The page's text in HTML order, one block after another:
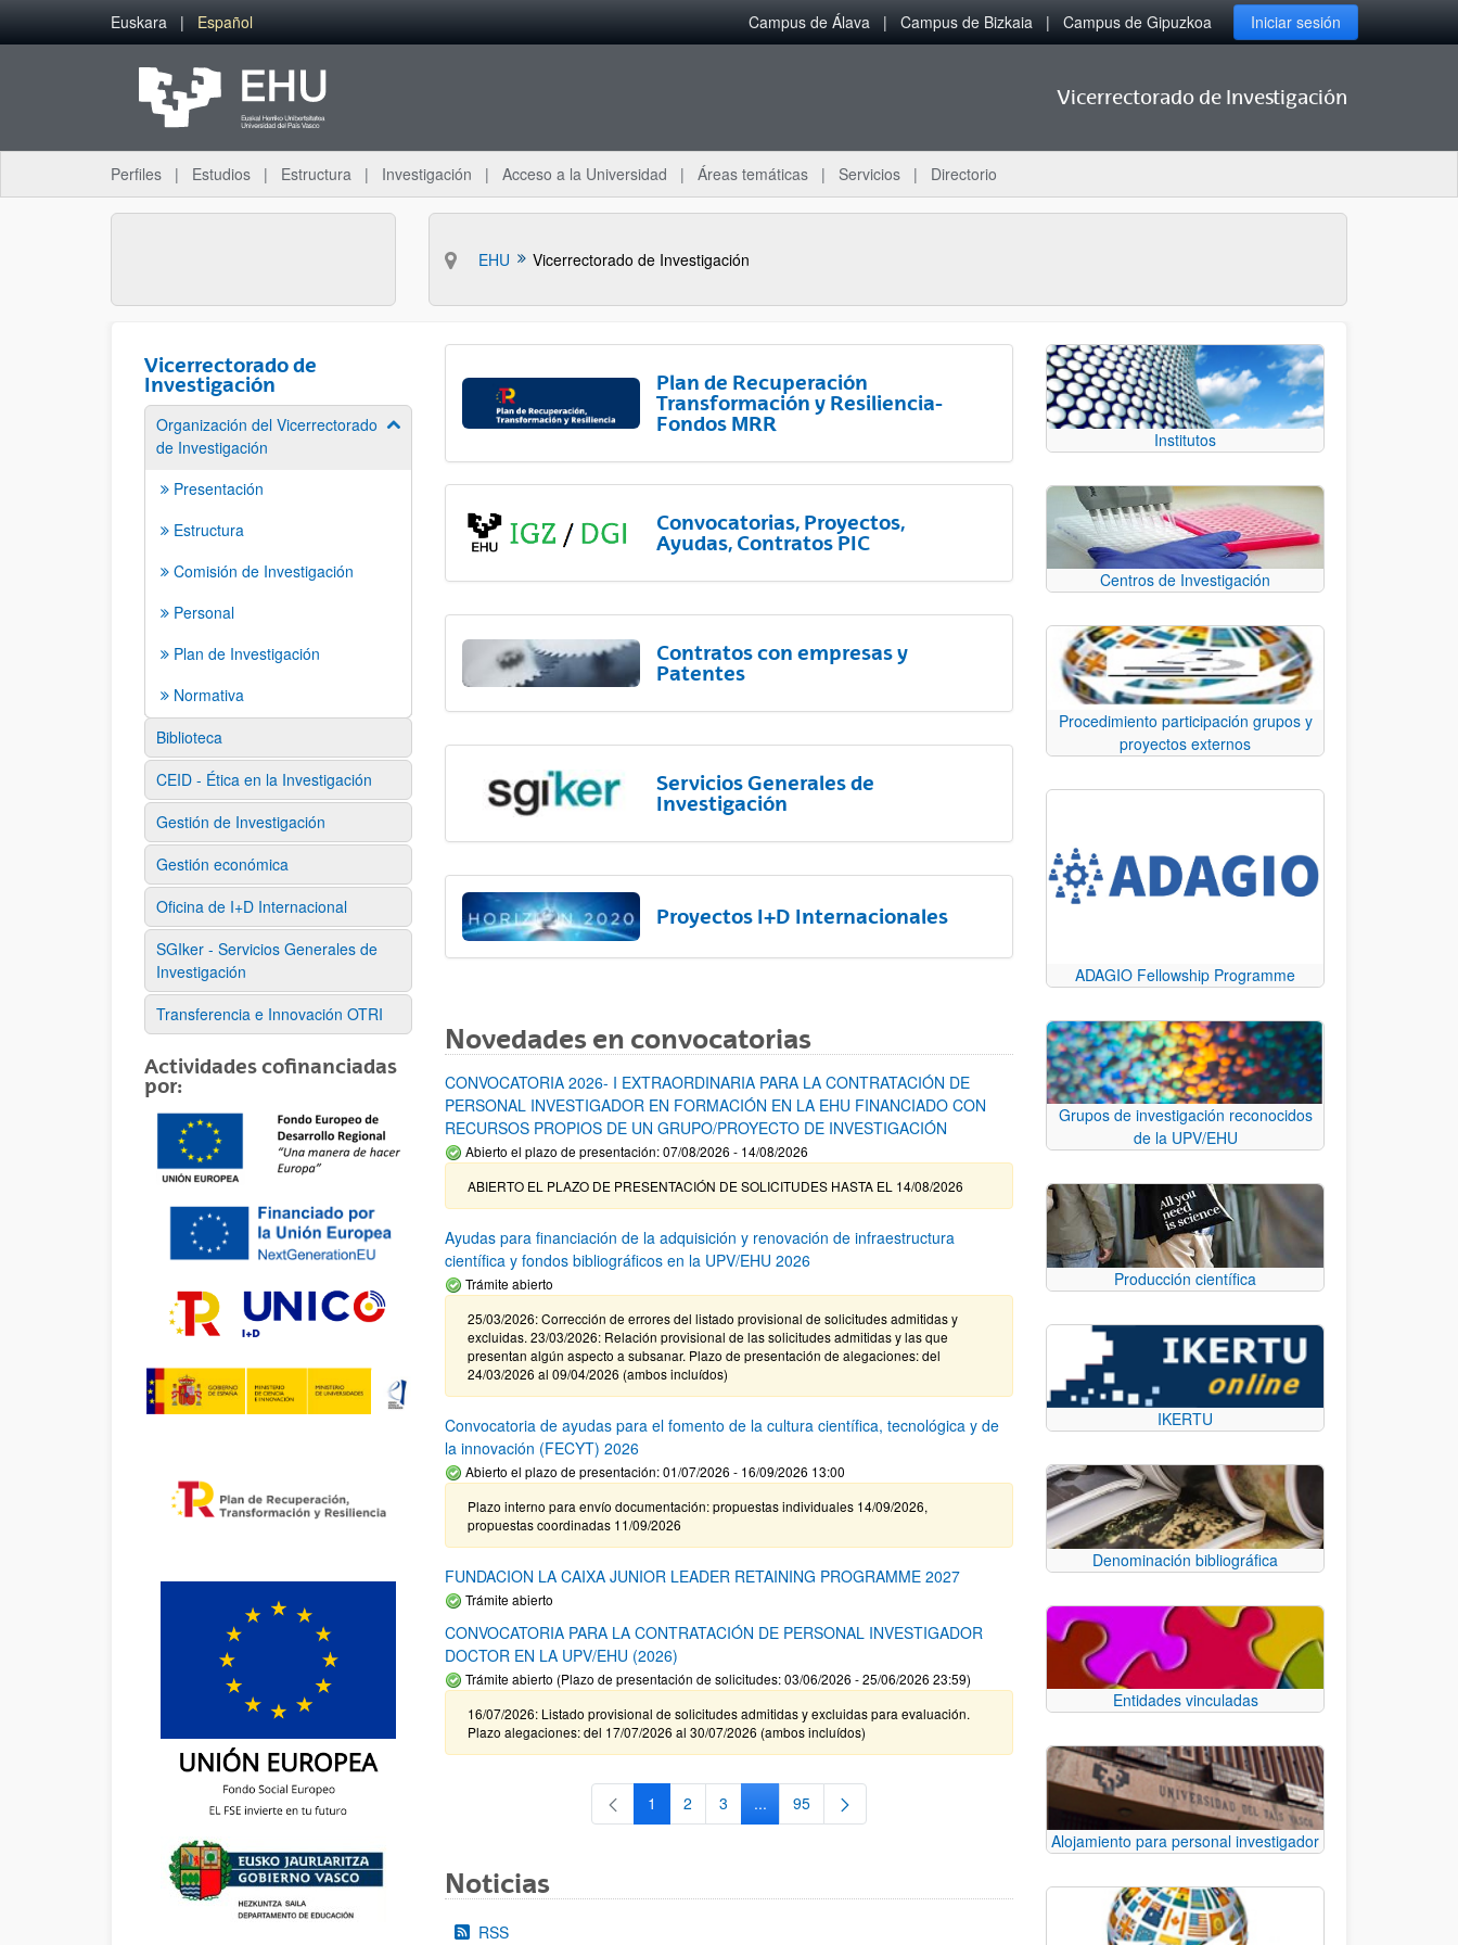
Saltar al contenido principal
Euskara Español Campus de Álava Campus de Bizkaia Campus de Gipuzkoa Iniciar sesión
Vicerrectorado de Investigación
Perfiles Estudios Estructura Investigación Acceso a la Universidad Áreas temáticas Servicios Directorio
EHU Vicerrectorado de Investigación
Vicerrectorado de
Investigación
Organización del Vicerrectorado
de Investigación
Mostrar/ocultar subpáginas
Presentación
Estructura
Comisión de Investigación
Personal
Plan de Investigación
Normativa
Biblioteca
CEID - Ética en la Investigación
Gestión de Investigación
Gestión económica
Oficina de I+D Internacional
SGIker - Servicios Generales de
Investigación
Transferencia e Innovación OTRI
Actividades cofinanciadas
por:
Plan de Recuperación
Transformación y Resiliencia-
Fondos MRR
Convocatorias, Proyectos,
Ayudas, Contratos PIC
Contratos con empresas y
Patentes
Servicios Generales de
Investigación
Proyectos I+D Internacionales
Novedades en convocatorias
CONVOCATORIA 2026- I EXTRAORDINARIA PARA LA CONTRATACIÓN DE
PERSONAL INVESTIGADOR EN FORMACIÓN EN LA EHU FINANCIADO CON
RECURSOS PROPIOS DE UN GRUPO/PROYECTO DE INVESTIGACIÓN
Abierto el plazo de presentación: 07/08/2026 - 14/08/2026
ABIERTO EL PLAZO DE PRESENTACIÓN DE SOLICITUDES HASTA EL 14/08/2026
Ayudas para financiación de la adquisición y renovación de infraestructura
científica y fondos bibliográficos en la UPV/EHU 2026
Trámite abierto
25/03/2026: Corrección de errores del listado provisional de solicitudes admitidas y
excluidas. 23/03/2026: Relación provisional de las solicitudes admitidas y las que
presentan algún aspecto a subsanar. Plazo de presentación de alegaciones: del
24/03/2026 al 09/04/2026 (ambos incluídos)
Convocatoria de ayudas para el fomento de la cultura científica, tecnológica y de
la innovación (FECYT) 2026
Abierto el plazo de presentación: 01/07/2026 - 16/09/2026 13:00
Plazo interno para envío documentación: propuestas individuales 14/09/2026,
propuestas coordinadas 11/09/2026
FUNDACION LA CAIXA JUNIOR LEADER RETAINING PROGRAMME 2027
Trámite abierto
CONVOCATORIA PARA LA CONTRATACIÓN DE PERSONAL INVESTIGADOR
DOCTOR EN LA UPV/EHU (2026)
Trámite abierto (Plazo de presentación de solicitudes: 03/06/2026 - 25/06/2026 23:59)
16/07/2026: Listado provisional de solicitudes admitidas y excluidas para evaluación.
Plazo alegaciones: del 17/07/2026 al 30/07/2026 (ambos incluídos)
Página
1 Página
2 Página
3 ...Páginas intermedias Use TAB para desplazarse.
Página
95
Noticias
RSS
Institutos
Centros de Investigación
Procedimiento participación grupos y
proyectos externos
ADAGIO Fellowship Programme
Grupos de investigación reconocidos
de la UPV/EHU
Producción científica
IKERTU
Denominación bibliográfica
Entidades vinculadas
Alojamiento para personal investigador